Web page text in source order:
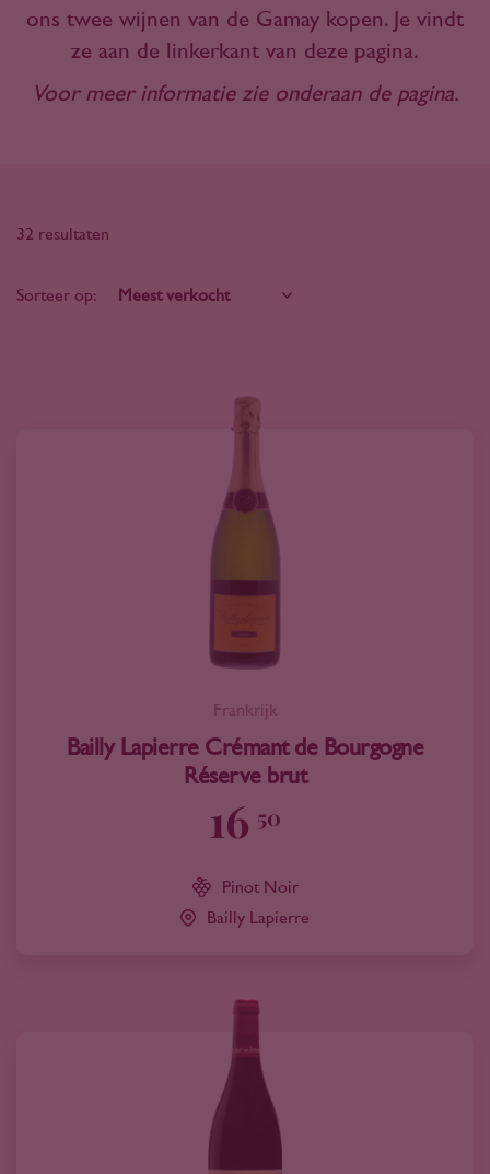
ons twee wijnen van de Gamay kopen. Je vindt
ze aan de linkerkant van deze pagina.
Voor meer informatie zie onderaan de pagina.
32 resultaten
Sorteer op:
Frankrijk
Bailly Lapierre Crémant de Bourgogne
Réserve brut
16 50
Pinot Noir
Bailly Lapierre